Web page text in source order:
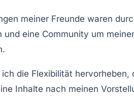
meiner Freunde waren
und eine Community um
die Flexibilität
Inhalte nach meinen